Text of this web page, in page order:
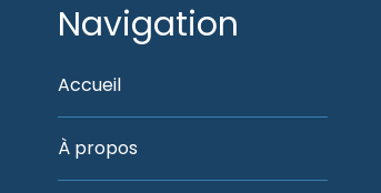
Navigation
Accueil
À propos